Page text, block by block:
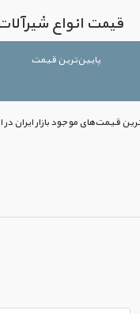
قیمت انواع
پایین‌ترین قیمت
قیمت‌های موجود بازار